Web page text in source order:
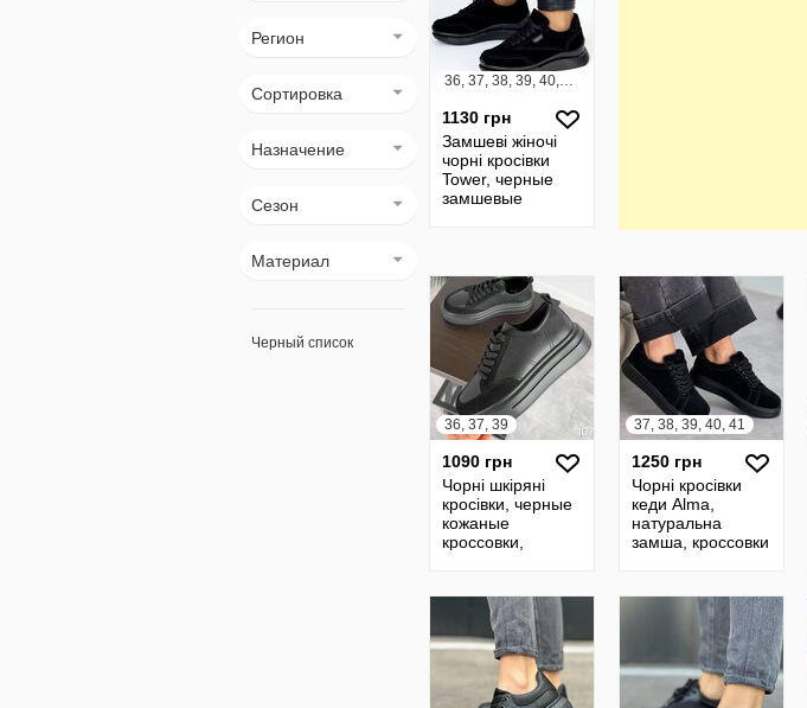
Регион
Сортировка
Назначение
Сезон
Материал
Черный список
36, 37, 38, 39, 40, 41
1130 грн
Замшеві жіночі
чорні кросівки
Tower, черные
замшевые
36, 37, 39
1090 грн
Чорні шкіряні
кросівки, черные
кожаные
кроссовки,
36,37,39р код
37, 38, 39, 40, 41
1250 грн
Чорні кросівки
кеди Alma,
натуральна
замша, кроссовки
черные 37-41р
код 26291